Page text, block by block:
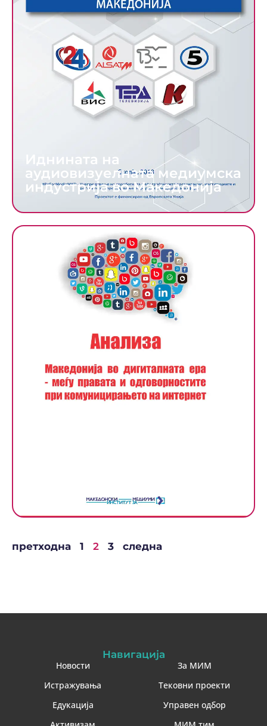
Иднината на
аудиовизуелната медиумска
индустрија во Македонија
претходна 1 2 3 следна
Навигација
Новости
Истражувања
Едукација
За МИМ
Тековни проекти
Управен одбор